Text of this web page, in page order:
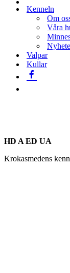
Kenneln
Om
Våra
Valpar
Kullar
HD A ED UA
Krokasmedens